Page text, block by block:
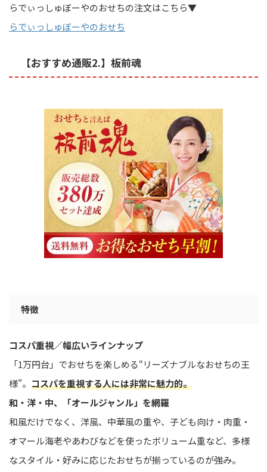
らでぃっしゅぼーやのおせちの注文はこちら▼
らでぃっしゅぼーやのおせち
【おすすめ通販2.】板前魂
特徴
コスパ重視／幅広いラインナップ
「1万円台」でおせちを楽しめる“リーズナブルなおせちの王
様”。 コスパを重視する人には非常に魅力的。
和・洋・中、「オールジャンル」を網羅
和風だけでなく、洋風、中華風の重や、子ども向け・肉重・
オマール海老やあわびなどを使ったボリューム重など、多様
なスタイル・好みに応じたおせちが揃っているのが強み。